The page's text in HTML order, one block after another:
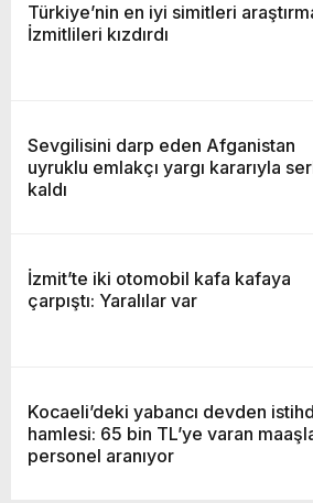
Türkiye’nin en iyi simitleri
İzmitlileri kızdırdı
Sevgilisini darp eden Afganistan
uyruklu emlakçı yargı kararıyla
kaldı
İzmit’te iki otomobil kafa kafaya
çarpıştı: Yaralılar var
Kocaeli’deki yabancı devden
hamlesi: 65 bin TL’ye varan
personel aranıyor